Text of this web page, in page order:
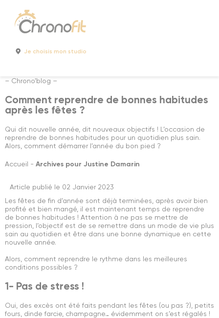
Je choisis mon studio
– Chrono’blog –
Comment reprendre de bonnes habitudes
après les fêtes ?
Qui dit nouvelle année, dit nouveaux objectifs ! L’occasion de
reprendre de bonnes habitudes pour un quotidien plus sain.
Alors, comment démarrer l’année du bon pied ?
Accueil - Archives pour Justine Damarin
Article publié le 02 Janvier 2023
Les fêtes de fin d’année sont déjà terminées, après avoir bien
profité et bien mangé, il est maintenant temps de reprendre
de bonnes habitudes ! Attention à ne pas se mettre de
pression, l’objectif est de se remettre dans un mode de vie plus
sain au quotidien et être dans une bonne dynamique en cette
nouvelle année.
Alors, comment reprendre le rythme dans les meilleures
conditions possibles ?
1- Pas de stress !
Oui, des excès ont été faits pendant les fêtes (ou pas ?), petits
fours, dinde farcie, champagne… évidemment on s’est régalés !